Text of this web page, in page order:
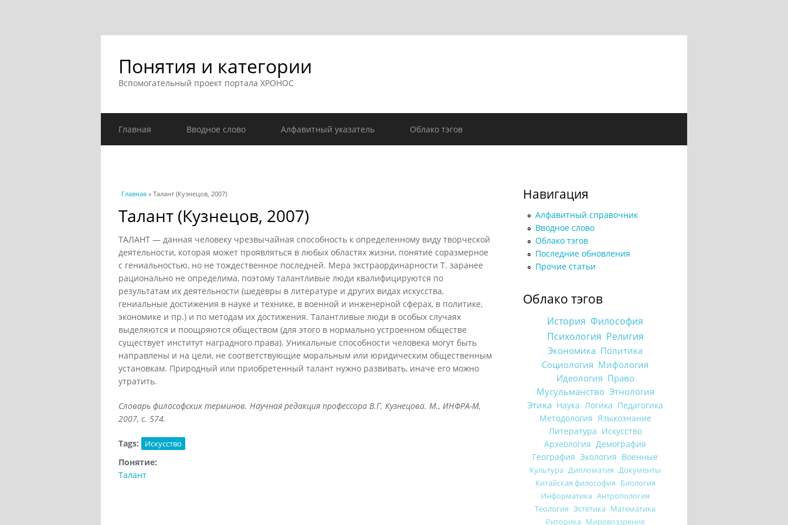
Понятия и категории
Вспомогательный проект портала ХРОНОС
Главная Вводное слово Алфавитный указатель Облако тэгов
Вы здесь
Главная » Талант (Кузнецов, 2007)
Талант (Кузнецов, 2007)
ТАЛАНТ — данная человеку чрезвычайная способность к определенному виду творческой
деятельности, которая может проявляться в любых областях жизни, понятие соразмерное
с гениальностью, но не тождественное последней. Мера экстраординарности Т. заранее
рационально не определима, поэтому талантливые люди квалифицируются по
результатам их деятельности (шедевры в литературе и других видах искусства,
гениальные достижения в науке и технике, в военной и инженерной сферах, в политике,
экономике и пр.) и по методам их достижения. Талантливые люди в особых случаях
выделяются и поощряются обществом (для этого в нормально устроенном обществе
существует институт наградного права). Уникальные способности человека могут быть
направлены и на цели, не соответствующие моральным или юридическим общественным
установкам. Природный или приобретенный талант нужно развивать, иначе его можно
утратить.
Словарь философских терминов. Научная редакция профессора В.Г. Кузнецова. М., ИНФРА-М,
2007, с. 574.
Tags: Искусство
Понятие:
Талант
Навигация
Алфавитный справочник
Вводное слово
Облако тэгов
Последние обновления
Прочие статьи
Облако тэгов
История Философия
Психология Религия
Экономика Политика
Социология Мифология
Идеология Право
Мусульманство Этнология
Этика Наука Логика Педагогика
Методология Языкознание
Литература Искусство
Археология Демография
География Экология Военные
Культура Дипломатия Документы
Китайская философия Биология
Информатика Антропология
Теология Эстетика Математика
Риторика Мировоззрение